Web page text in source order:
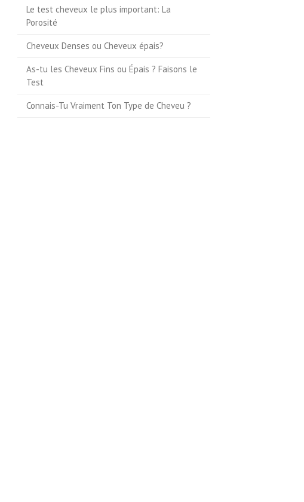
Le test cheveux le plus important: La
Porosité
Cheveux Denses ou Cheveux épais?
As-tu les Cheveux Fins ou Épais ? Faisons le
Test
Connais-Tu Vraiment Ton Type de Cheveu ?